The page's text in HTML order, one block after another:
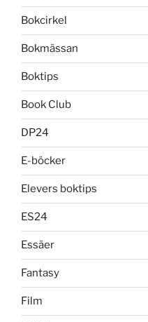
Bokcirkel
Bokmässan
Boktips
Book Club
DP24
E-böcker
Elevers boktips
ES24
Essäer
Fantasy
Film